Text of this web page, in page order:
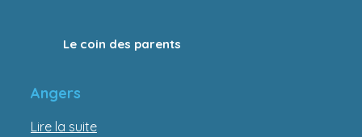
Le coin des parents
Angers
Lire la suite